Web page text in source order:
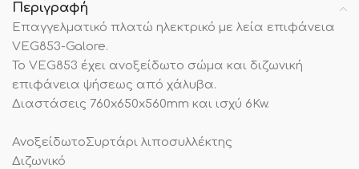
Περιγραφή
Επαγγελματικό πλατώ ηλεκτρικό με λεία επιφάνεια
VEG853-Galore.
To VEG853 έχει ανοξείδωτο σώμα και διζωνική
επιφάνεια ψήσεως από χάλυβα.
Διαστάσεις 760x650x560mm και ισχύ 6Kw.
ΑνοξείδωτοΣυρτάρι λιποσυλλέκτης
Διζωνικό